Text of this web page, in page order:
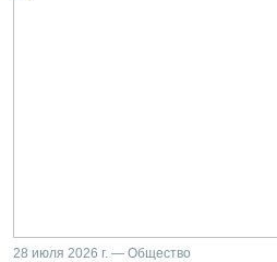
28 июля 2026 г. — Общество